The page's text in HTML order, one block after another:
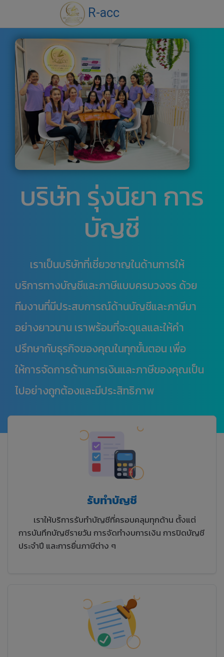
R-acc
บริษัท รุ่งนิยา การ
บัญชี
เราเป็นบริษัทที่เชี่ยวชาญในด้านการให้
บริการทางบัญชีและภาษีแบบครบวงจร ด้วย
ทีมงานที่มีประสบการณ์ด้านบัญชีและภาษีมา
อย่างยาวนาน เราพร้อมที่จะดูแลและให้คำ
ปรึกษากับธุรกิจของคุณในทุกขั้นตอน เพื่อ
ให้การจัดการด้านการเงินและภาษีของคุณเป็น
ไปอย่างถูกต้องและมีประสิทธิภาพ
รับทำบัญชี
เราให้บริการรับทำบัญชีที่ครอบคลุมทุกด้าน ตั้งแต่
การบันทึกบัญชีรายวัน การจัดทำงบการเงิน การปิดบัญชี
ประจำปี และการยื่นภาษีต่าง ๆ